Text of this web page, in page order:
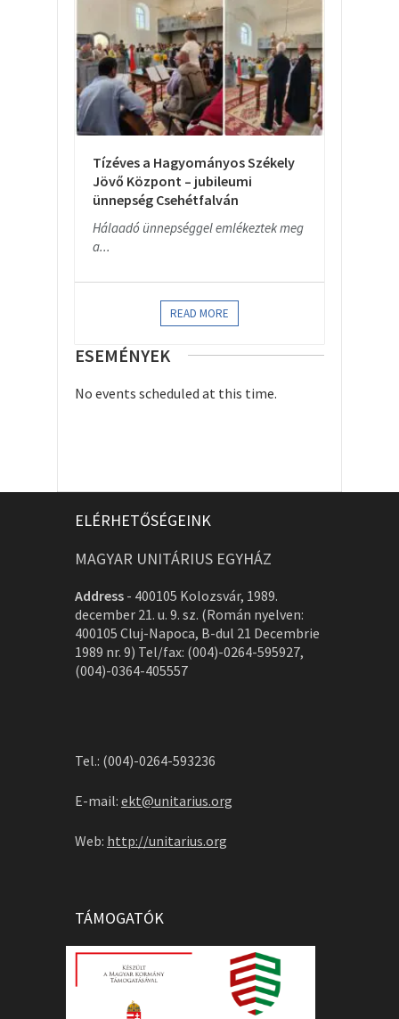
Tízéves a Hagyományos Székely
Jövő Központ – jubileumi
ünnepség Csehétfalván
Hálaadó ünnepséggel emlékeztek meg
a...
READ MORE
ESEMÉNYEK
No events scheduled at this time.
ELÉRHETŐSÉGEINK
MAGYAR UNITÁRIUS EGYHÁZ
Address - 400105 Kolozsvár, 1989.
december 21. u. 9. sz. (Román nyelven:
400105 Cluj-Napoca, B-dul 21 Decembrie
1989 nr. 9) Tel/fax: (004)-0264-595927,
(004)-0364-405557
Tel.: (004)-0264-593236
E-mail: ekt@unitarius.org
Web: http://unitarius.org
TÁMOGATÓK